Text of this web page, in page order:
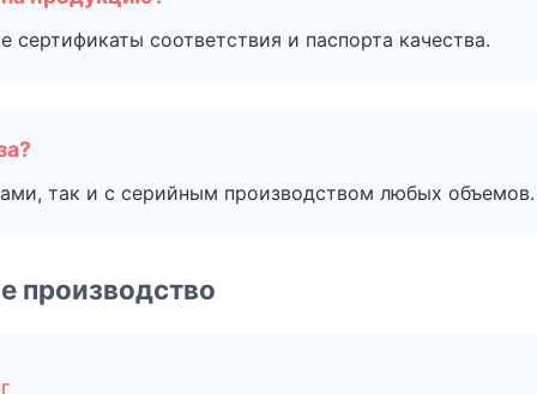
соответствия и паспорта качества.
так и с серийным производством любых объемов.
производство